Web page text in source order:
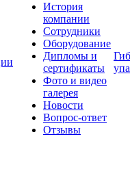
История
компании
Сотрудники
Оборудование
Дипломы и
сертификаты
Фото и видео
галерея
Новости
Вопрос-ответ
Отзывы